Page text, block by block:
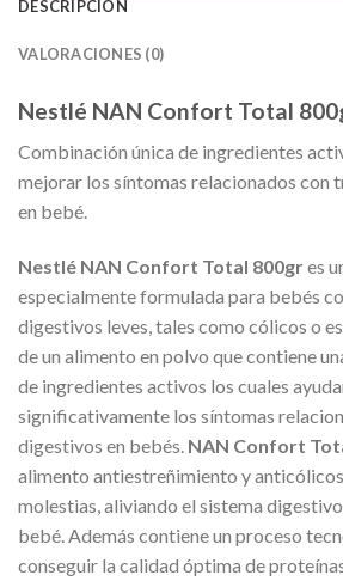
DESCRIPCIÓN
VALORACIONES (0)
Nestlé NAN Confort Total
Combinación única de ingredientes
mejorar los síntomas relacionados con
en bebé.
Nestlé NAN Confort Total 800gres
especialmente formulada para bebés
digestivos leves, tales como cólicos o
de un alimento en polvo que contiene
de ingredientes activos los cuales
significativamente los síntomas
digestivos en bebés. NAN Confort
alimento antiestreñimiento y
molestias, aliviando el sistema
bebé. Además contiene un proceso
conseguir la calidad óptima de